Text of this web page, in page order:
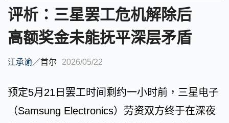
评析：三星罢工危机解除后
高额奖金未能抚平深层矛盾
江承谕／首尔 2026/05/22
预定5月21日罢工时间剩约一小时前，三星电子
（Samsung Electronics）劳资双方终于在深夜